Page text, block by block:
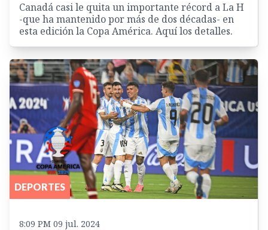
Canadá casi le quita un importante récord a La H
-que ha mantenido por más de dos décadas- en
esta edición la Copa América. Aquí los detalles.
DEPORTES
8:09 PM 09 jul. 2024